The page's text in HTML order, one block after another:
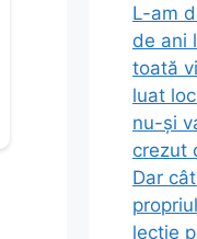
L-am
de ani
toată
luat
nu-și
crezut
Dar
lecție